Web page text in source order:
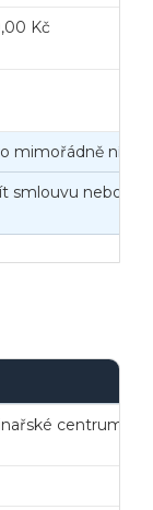
Kč
mimořádně
smlouvu nebo
centrum,